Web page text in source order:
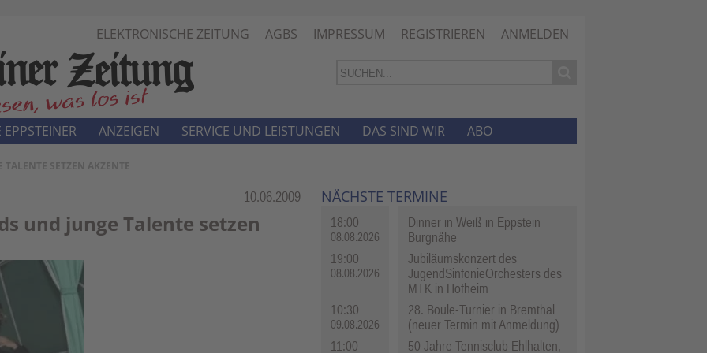
ELEKTRONISCHE ZEITUNG AGBS IMPRESSUM REGISTRIEREN ANMELDEN
TALENTE SETZEN AKZENTE
Rubrik:
10.06.2009
und junge Talente setzen
NÄCHSTE TERMINE
18:00
08.08.2026
Dinner in Weiß in Eppstein
Burgnähe
19:00
08.08.2026
Jubiläumskonzert des
JugendSinfonieOrchesters des
MTK in Hofheim
10:30
09.08.2026
28. Boule-Turnier in Bremthal
(neuer Termin mit Anmeldung)
11:00
50 Jahre Tennisclub Ehlhalten,
EPPSTEINER ANZEIGEN SERVICE UND LEISTUNGEN DAS SIND WIR ABO